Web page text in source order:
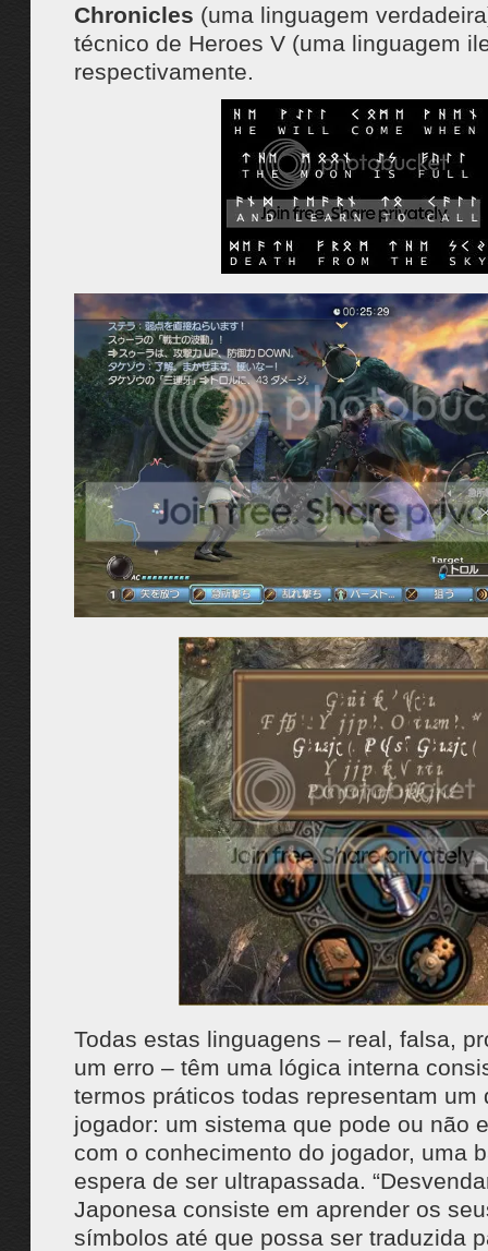
Chronicles (uma linguagem
técnico de Heroes V (uma linguagem
respectivamente.
Todas estas linguagens – real, falsa,
um erro – têm uma lógica interna
termos práticos todas representam um
jogador: um sistema que pode ou não
com o conhecimento do jogador, uma
espera de ser ultrapassada.
Japonesa consiste em aprender os
símbolos até que possa ser traduzida